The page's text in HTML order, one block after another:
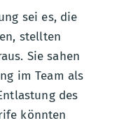
sei es, die
stellten
Sie sahen
im Team als
des
könnten